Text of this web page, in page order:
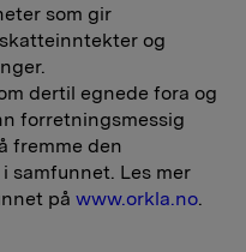
som gir
og
dertil egnede fora og
forretningsmessig
fremme den
samfunnet. Les mer
på www.orkla.no.